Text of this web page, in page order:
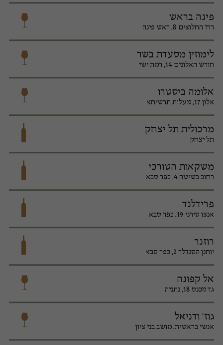
פינה בראש
רח' החלוצים 8, ראש פינה
לימוזין מסעדת בשר
חורש האלונים 14, רמת ישי
אלומה ביסטרו
אלון 17, מעלות תרשיחא
מרכולית תל יצחק
תל יצחק
משקאות הטורכי
רחוב בשיטה 4, כפר סבא
פרידלנד
אנצו סירני 19, כפר סבא
רוזנר
יוחנן הסנדלר 2, כפר סבא
אל קפונה
גד מכנס 18, נתניה
גוז' ודניאל
אנשי בראשית, מושב בני ציון